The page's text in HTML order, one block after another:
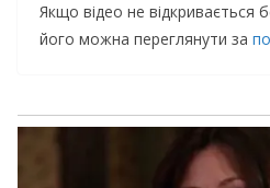
Якщо відео не відкривається
його можна переглянути за